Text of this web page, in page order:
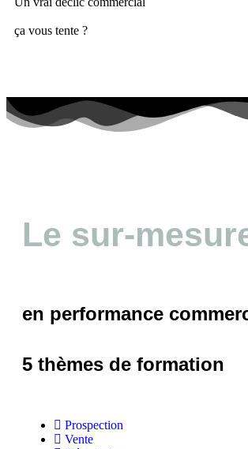
ça vous tente ?
Le sur-
en performance
5 thèmes de formation
Prospection
Vente